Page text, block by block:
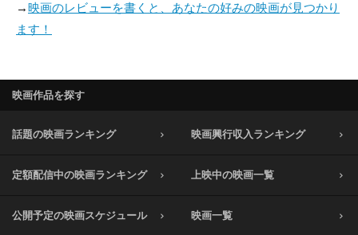
→映画のレビューを書くと、あなたの好みの映画が見つかり
ます！
映画作品を探す
話題の映画ランキング 映画興行収入ランキング
定額配信中の映画ランキング 上映中の映画一覧
公開予定の映画スケジュール 映画一覧